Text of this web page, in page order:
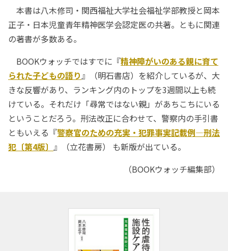
本書は八木修司・関西福祉大学社会福祉学部教授と岡本
正子・日本児童青年精神医学会認定医の共著。ともに関連
の著書が多数ある。
BOOKウォッチではすでに『精神障がいのある親に育て
られた子どもの語り』（明石書店）を紹介しているが、大
きな反響があり、ランキング内のトップを3週間以上も続
けている。それだけ「尋常ではない親」があちこちにいる
ということだろう。刑法改正に合わせて、警察内の手引書
ともいえる『警察官のための充実・犯罪事実記載例―刑法
犯〔第4版〕 』（立花書房） も新版が出ている。
（BOOKウォッチ編集部）